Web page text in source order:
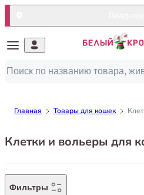
Главная Товары для кошек
Клетки и вольеры для
Фильтры